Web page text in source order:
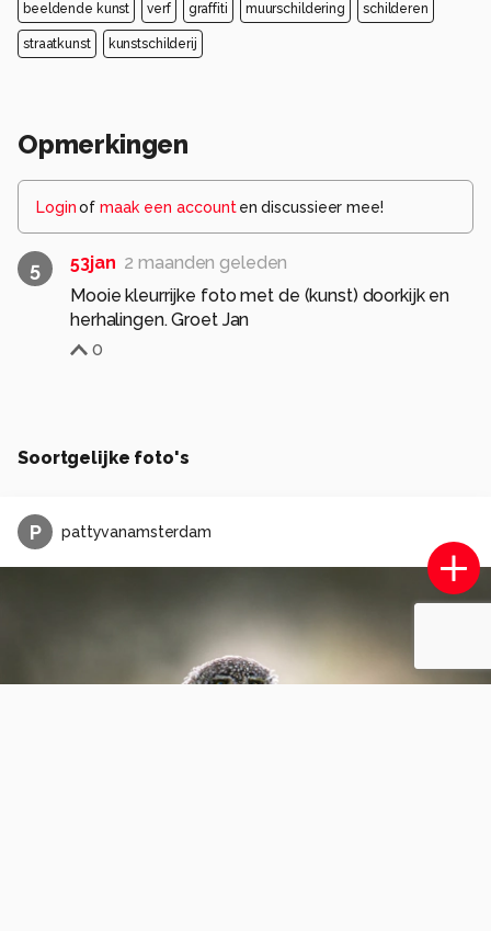
beeldende kunst verf graffiti muurschildering schilderen
straatkunst kunstschilderij
Opmerkingen
Loginof maak een account en discussieer mee!
5 53jan 2 maanden geleden
Mooie kleurrijke foto met de (kunst) doorkijk en
herhalingen. Groet Jan
0
Soortgelijke foto's
P pattyvanamsterdam